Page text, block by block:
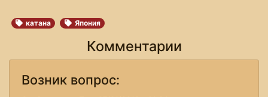
катана Япония
Комментарии
Возник вопрос: